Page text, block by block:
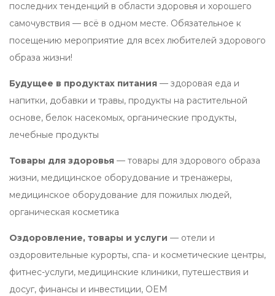
последних тенденций в области здоровья и хорошего
самочувствия — всё в одном месте. Обязательное к
посещению мероприятие для всех любителей здорового
образа жизни!
Будущее в продуктах питания — здоровая еда и
напитки, добавки и травы, продукты на растительной
основе, белок насекомых, органические продукты,
лечебные продукты
Товары для здоровья — товары для здорового образа
жизни, медицинское оборудование и тренажеры,
медицинское оборудование для пожилых людей,
органическая косметика
Оздоровление, товары и услуги — отели и
оздоровительные курорты, спа- и косметические центры,
фитнес-услуги, медицинские клиники, путешествия и
досуг, финансы и инвестиции, OEM